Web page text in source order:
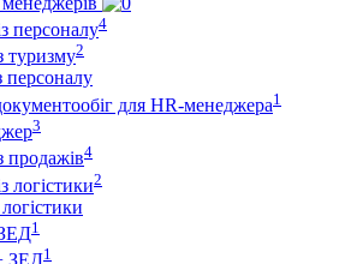
персоналу4
туризму2
персоналу
для HR-менеджера1
3
4
логістики2
1
1